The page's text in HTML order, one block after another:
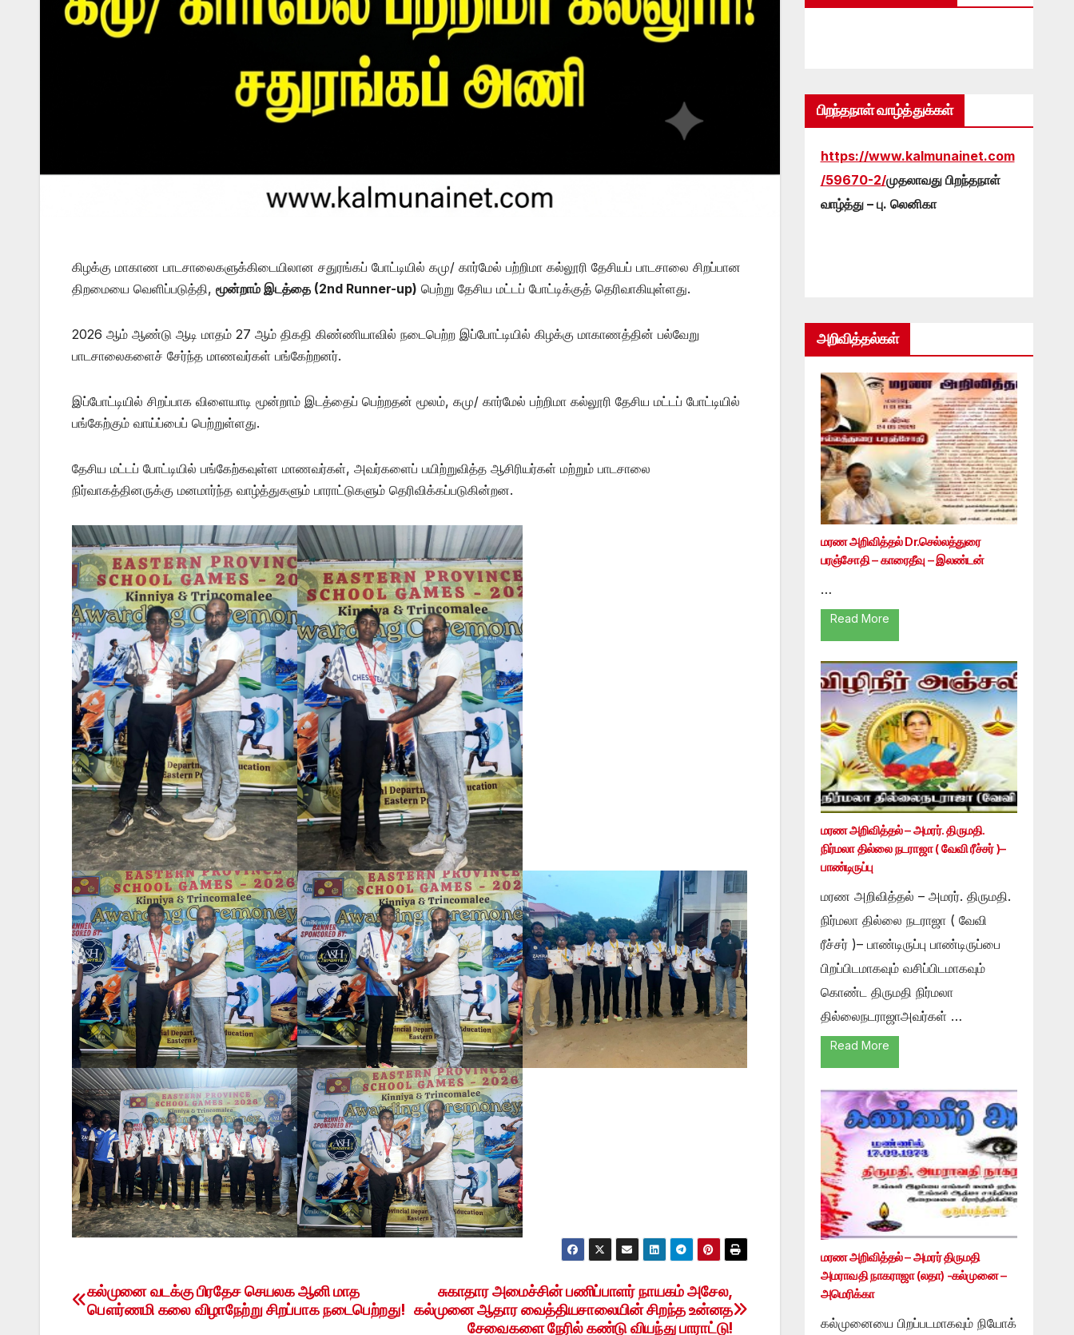
கிழக்கு மாகாண பாடசாலைகளுக்கிடையிலான சதுரங்கப் போட்டியில் கமு/ கார்மேல் பற்றிமா கல்லூரி தேசியப் பாடசாலை சிறப்பான
திறமையை வெளிப்படுத்தி, மூன்றாம் இடத்தை (2nd Runner-up) பெற்று தேசிய மட்டப் போட்டிக்குத் தெரிவாகியுள்ளது.
2026 ஆம் ஆண்டு ஆடி மாதம் 27 ஆம் திகதி கிண்ணியாவில் நடைபெற்ற இப்போட்டியில் கிழக்கு மாகாணத்தின் பல்வேறு
பாடசாலைகளைச் சேர்ந்த மாணவர்கள் பங்கேற்றனர்.
இப்போட்டியில் சிறப்பாக விளையாடி மூன்றாம் இடத்தைப் பெற்றதன் மூலம், கமு/ கார்மேல் பற்றிமா கல்லூரி தேசிய மட்டப் போட்டியில்
பங்கேற்கும் வாய்ப்பைப் பெற்றுள்ளது.
தேசிய மட்டப் போட்டியில் பங்கேற்கவுள்ள மாணவர்கள், அவர்களைப் பயிற்றுவித்த ஆசிரியர்கள் மற்றும் பாடசாலை
நிர்வாகத்தினருக்கு மனமார்ந்த வாழ்த்துகளும் பாராட்டுகளும் தெரிவிக்கப்படுகின்றன.
Post
சுகாதார அமைச்சின் பணிப்பாளர் நாயகம் அசேல,
கல்முனை ஆதார வைத்தியசாலையின் சிறந்த உன்னத
சேவைகளை நேரில் கண்டு வியந்து பாராட்டு!
கல்முனை வடக்கு பிரதேச செயலக ஆனி மாத
பௌர்ணமி கலை விழாநேற்று சிறப்பாக நடைபெற்றது!
பிறந்தநாள் வாழ்த்துக்கள்
https://www.kalmunainet.com
/59670-2/முதலாவது பிறந்தநாள்
வாழ்த்து – பு. லெனிகா
அறிவித்தல்கள்
மரண அறிவித்தல் Dr.செல்லத்துரை
பரஞ்சோதி – காரைதீவு – இலண்டன்
…
Read More
மரண அறிவித்தல் – அமரர். திருமதி.
நிர்மலா தில்லை நடராஜா ( வேவி ரீச்சர் )–
பாண்டிருப்பு
மரண அறிவித்தல் – அமரர். திருமதி.
நிர்மலா தில்லை நடராஜா ( வேவி
ரீச்சர் )– பாண்டிருப்பு பாண்டிருப்பை
பிறப்பிடமாகவும் வசிப்பிடமாகவும்
கொண்ட திருமதி நிர்மலா
தில்லைநடராஜாஅவர்கள் …
Read More
மரண அறிவித்தல் – அமரர் திருமதி
அமராவதி நாகராஜா (லதா) -கல்முனை –
அமெரிக்கா
கல்முனையை பிறப்படமாகவும் நியோக்